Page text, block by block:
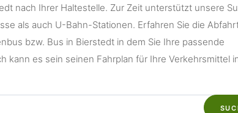
nach Ihrer Haltestelle. Zur Zeit unterstützt unsere
als auch U-Bahn-Stationen. Erfahren Sie die
bzw. Bus in Bierstedt in dem Sie Ihre passende
kann es sein seinen Fahrplan für Ihre Verkehrsmittel